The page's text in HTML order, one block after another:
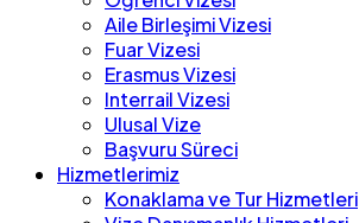
Aile Birleşimi Vizesi
Fuar Vizesi
Erasmus Vizesi
Interrail Vizesi
Ulusal Vize
Başvuru Süreci
Hizmetlerimiz
Konaklama ve Tur Hizmetleri